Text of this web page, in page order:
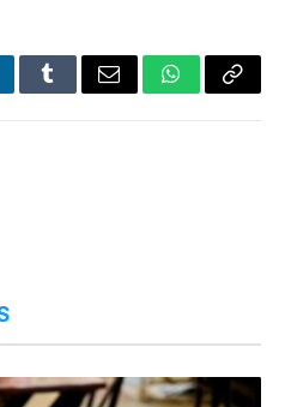
TumblrEmail WhatsApp
Copy